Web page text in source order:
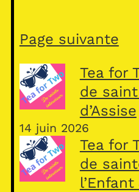
Page suivante
Tea for
de
d’Assise
14 juin 2026
Tea for
de